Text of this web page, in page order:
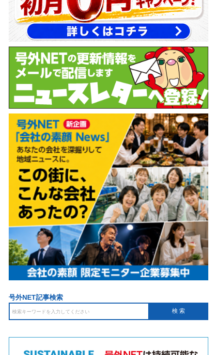
号外NET記事検索